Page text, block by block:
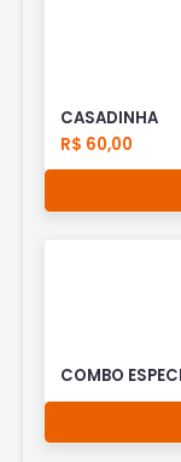
CASADINHA
R$ 60,00
COMBO